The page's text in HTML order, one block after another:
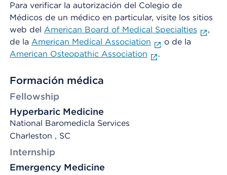
Para verificar la autorización del Colegio de
Médicos de un médico en particular, visite los sitios
web del American Board of Medical Specialties
,
de la American Medical Association
o de la
American Osteopathic Association
.
Formación médica
Fellowship
Hyperbaric Medicine
National Baromedicla Services
Charleston , SC
Internship
Emergency Medicine